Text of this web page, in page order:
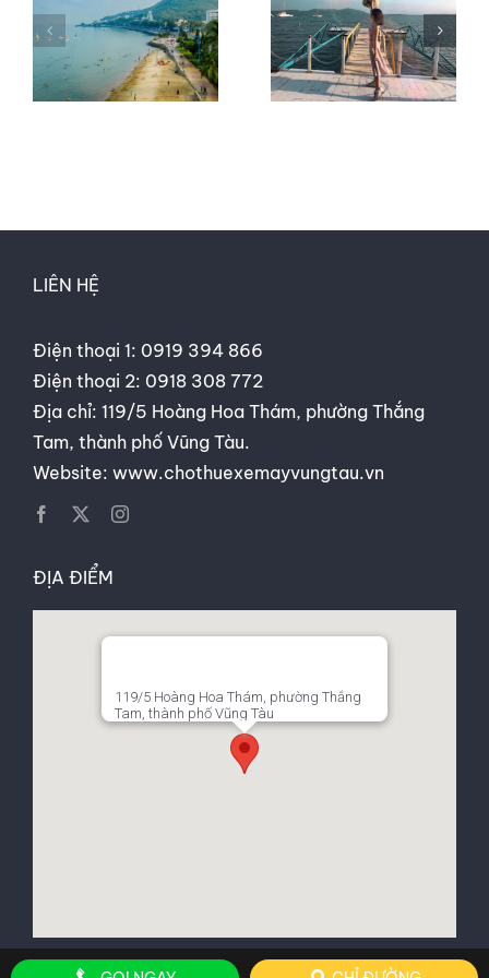
DU LỊCH
PHƯỢT
CẦU AN
ĐẦU
LIÊN HỆ
Điện thoại 1: 0919 394 866
Điện thoại 2: 0918 308 772
Địa chỉ: 119/5 Hoàng Hoa Thám, phường Thắng
Tam, thành phố Vũng Tàu.
Website: www.chothuexemayvungtau.vn
ĐỊA ĐIỂM
119/5 Hoàng Hoa Thám, phường Thắng
Tam, thành phố Vũng Tàu